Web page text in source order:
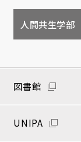
人間共生学部
図書館
UNIPA